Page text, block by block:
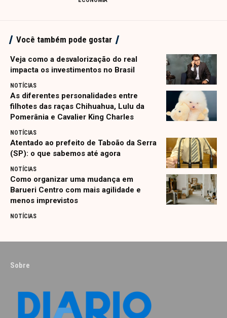
Você também pode gostar
Veja como a desvalorização do real
impacta os investimentos no Brasil
NOTÍCIAS
As diferentes personalidades entre
filhotes das raças Chihuahua, Lulu da
Pomerânia e Cavalier King Charles
NOTÍCIAS
Atentado ao prefeito de Taboão da Serra
(SP): o que sabemos até agora
NOTÍCIAS
Como organizar uma mudança em
Barueri Centro com mais agilidade e
menos imprevistos
NOTÍCIAS
Sobre